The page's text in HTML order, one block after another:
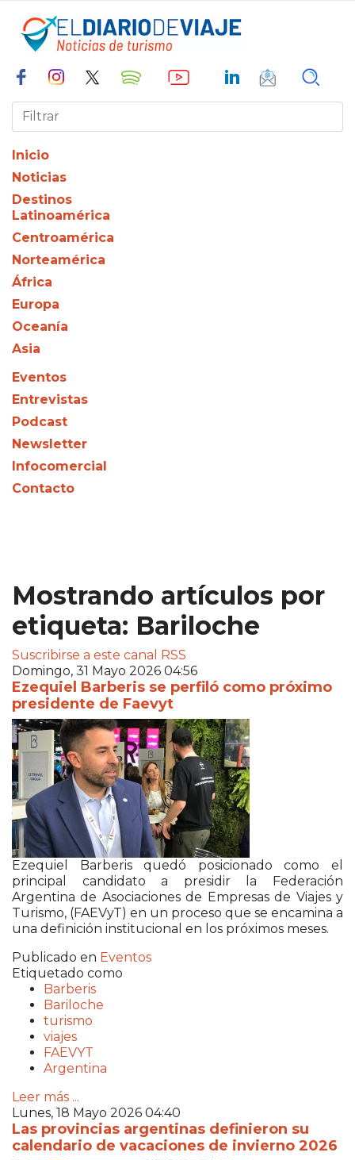
Inicio
Noticias
Destinos
Latinoamérica
Centroamérica
Norteamérica
África
Europa
Oceanía
Asia
Eventos
Entrevistas
Podcast
Newsletter
Infocomercial
Contacto
Mostrando artículos por
etiqueta: Bariloche
Suscribirse a este canal RSS
Domingo, 31 Mayo 2026 04:56
Ezequiel Barberis se perfiló como próximo
presidente de Faevyt
Ezequiel Barberisquedó posicionado como el
principal candidato a presidir la Federación
Argentina de Asociaciones de Empresas de Viajes y
Turismo, (FAEVyT) en un proceso que se encamina a
una definición institucional en los próximos meses.
Publicado en Eventos
Etiquetado como
Barberis
Bariloche
turismo
viajes
FAEVYT
Argentina
Leer más ...
Lunes, 18 Mayo 2026 04:40
Las provincias argentinas definieron su
calendario de vacaciones de invierno 2026